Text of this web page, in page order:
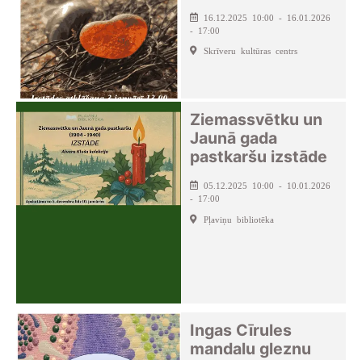
16.12.2025 10:00 - 16.01.2026
- 17:00
Skrīveru kultūras centrs
Ziemassvētku un
Jaunā gada
pastkaršu izstāde
05.12.2025 10:00 - 10.01.2026
- 17:00
Pļaviņu bibliotēka
Ingas Cīrules
mandalu gleznu